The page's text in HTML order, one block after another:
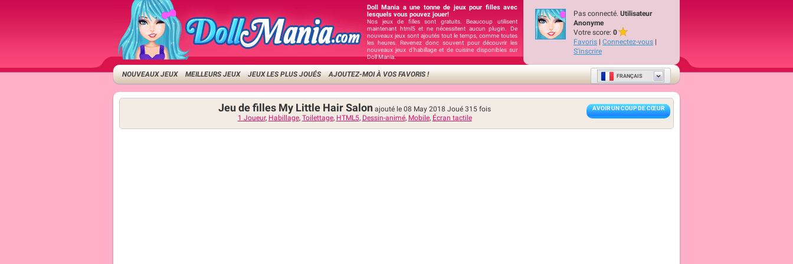
Doll Mania a une tonne de jeux pour filles avec
lesquels vous pouvez jouer!
Nos jeux de filles sont gratuits. Beaucoup utilisent
maintenant html5 et ne nécessitent aucun plugin. De
nouveaux jeux sont ajoutés tout le temps, comme toutes
les heures. Revenez donc souvent pour découvrir les
nouveaux jeux d'habillage et de cuisine disponibles sur
Doll Mania.
Pas connecté. Utilisateur
Anonyme
Votre score: 0
Favoris | Connectez-vous |
S'inscrire
NOUVEAUX JEUX MEILLEURS JEUX JEUX LES PLUS JOUÉS AJOUTEZ-MOI À VOS FAVORIS ! FRANÇAIS
AVOIR UN COUP DE CŒUR
Jeu de filles My Little Hair Salon ajouté le 08 May 2018 Joué 315 fois
1 Joueur, Habillage, Toilettage, HTML5, Dessin-animé, Mobile, Écran tactile